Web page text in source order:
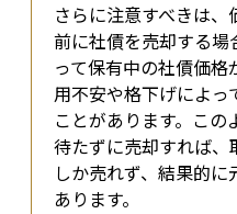
さらに注意すべきは
前に社債を売却する場
って保有中の社債価
用不安や格下げによっ
ことがあります。この
待たずに売却すれば
しか売れず、結果的
あります。